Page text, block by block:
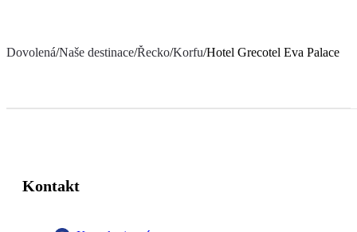
Dovolená/Naše destinace/Řecko/Korfu/Hotel Grecotel Eva Palace
Kontakt